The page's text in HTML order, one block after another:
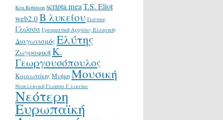
Ken Robinson scripta meaT.S. Eliot
web2.0 Β λυκείου Γκάτσος
Γλώσσα Γραμματική Αρχαίας Ελληνικής
ΔιαγωνισμόςΕλύτης
Ζωγραφική Κ.
Γεωργουσόπουλος
ΚαρυωτάκηςΜνήμηΜουσική
Νεοελληνική Γλώσσα Γ λυκείου
Νεότερη
Ευρωπαϊκή